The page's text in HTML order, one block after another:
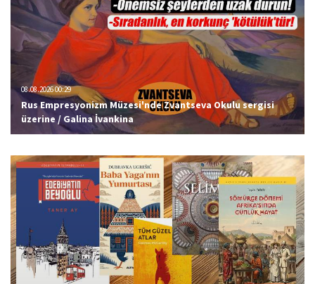
08.08.2026 00:29
Rus Empresyonizm Müzesi'nde Zvantseva Okulu sergisi
üzerine / Galina İvankina